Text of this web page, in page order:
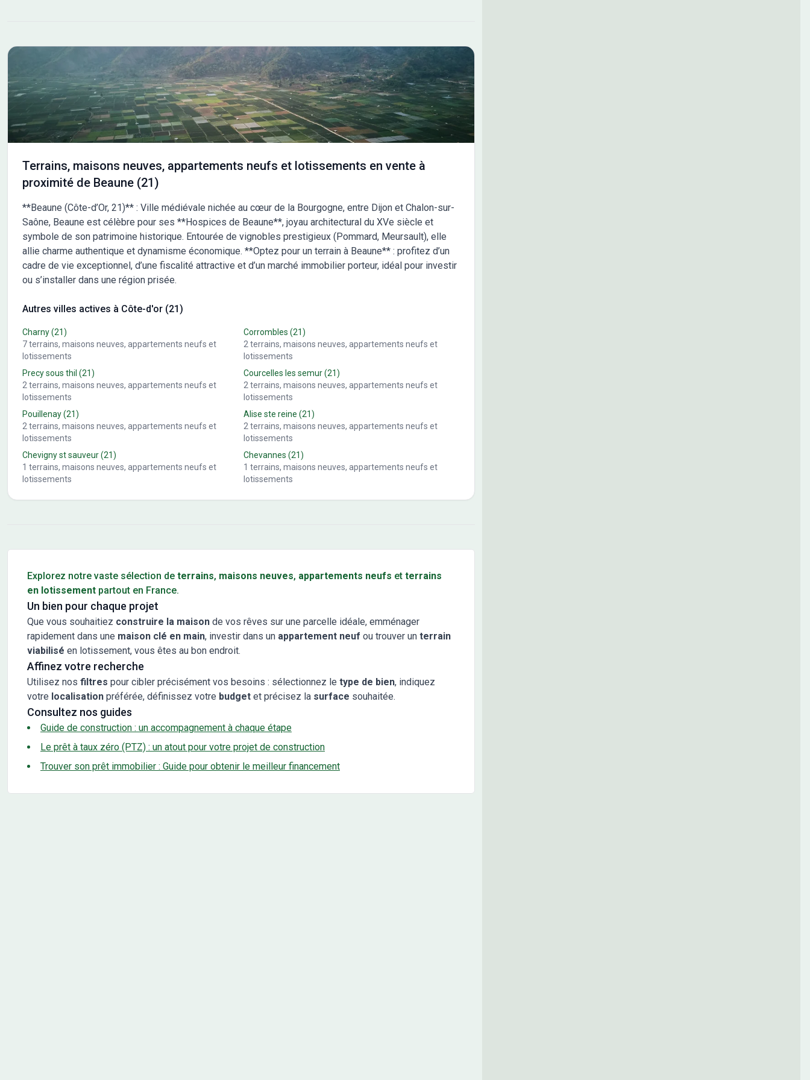
notamment des écoles maternelles, élémentaires,
primaires ainsi qu'un collège. Vous trouverez également
des commerces à proximité. NOUS CONTACTER Ce
terrain est vendu par un partenaire de Maisons France
Confort Melun au prix de 99 000 euros. Pour plus
d'informations et découvrir ce terrain, n'hésitez pas à
contacter Franck ALANOE au 06-27-23-96-64. Il vous
accompagnera dans votre projet de construction.
Terrains, maisons neuves, appartements neufs et lotissements en vente à
proximité de Beaune (21)
**Beaune (Côte-d’Or, 21)** : Ville médiévale nichée au cœur de la Bourgogne, entre Dijon et Chalon-sur-
Saône, Beaune est célèbre pour ses **Hospices de Beaune**, joyau architectural du XVe siècle et
symbole de son patrimoine historique. Entourée de vignobles prestigieux (Pommard, Meursault), elle
allie charme authentique et dynamisme économique. **Optez pour un terrain à Beaune** : profitez d’un
cadre de vie exceptionnel, d’une fiscalité attractive et d’un marché immobilier porteur, idéal pour investir
ou s’installer dans une région prisée.
Autres villes actives à Côte-d'or (21)
Charny(21)
7terrains, maisons neuves, appartements neufs et
lotissements
Corrombles (21)
2terrains, maisons neuves, appartements neufs et
lotissements
Precy sous thil (21)
2terrains, maisons neuves, appartements neufs et
lotissements
Courcelles les semur(21)
2terrains, maisons neuves, appartements neufs et
lotissements
Pouillenay(21)
2terrains, maisons neuves, appartements neufs et
lotissements
Alise ste reine (21)
2terrains, maisons neuves, appartements neufs et
lotissements
Chevigny st sauveur(21)
1 terrains, maisons neuves, appartements neufs et
lotissements
Chevannes (21)
1 terrains, maisons neuves, appartements neufs et
lotissements
Explorez notre vaste sélection de terrains, maisons neuves, appartements neufs et terrains
en lotissement partout en France.
Un bien pour chaque projet
Que vous souhaitiez construire la maison de vos rêves sur une parcelle idéale, emménager
rapidement dans une maison clé en main, investir dans un appartement neuf ou trouver un terrain
viabilisé en lotissement, vous êtes au bon endroit.
Affinez votre recherche
Utilisez nos filtres pour cibler précisément vos besoins : sélectionnez le type de bien, indiquez
votre localisation préférée, définissez votre budget et précisez la surface souhaitée.
Consultez nos guides
Guide de construction : un accompagnement à chaque étape
Le prêt à taux zéro (PTZ) : un atout pour votre projet de construction
Trouver son prêt immobilier : Guide pour obtenir le meilleur financement